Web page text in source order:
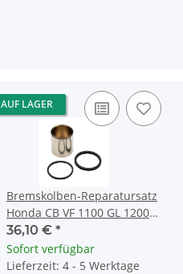
AUF LAGER
Bremskolben-Reparatursatz
Honda CB VF 1100 GL 1200
1500 VT 1300 CBX VF VT 750
36,10 € *
Sofort verfügbar
Lieferzeit: 4 - 5 Werktage